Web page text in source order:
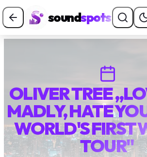
soundspots
OLIVER TREE
MADLY, HATE
WORLD'S FIRST
TOUR"